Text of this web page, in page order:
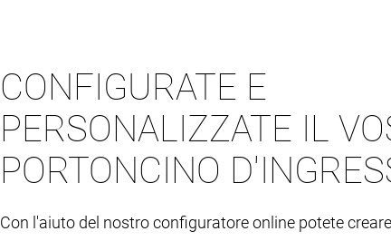
CONFIGURATE E
PERSONALIZZATE IL
PORTONCINO
Con l'aiuto del nostro configuratore online potete